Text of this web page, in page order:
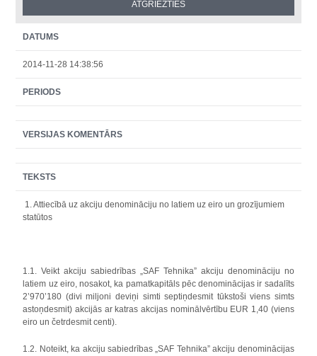
DATUMS
2014-11-28 14:38:56
PERIODS
VERSIJAS KOMENTĀRS
TEKSTS
1. Attiecībā uz akciju denomināciju no latiem uz eiro un grozījumiem
statūtos
1.1. Veikt akciju sabiedrības „SAF Tehnika” akciju denomināciju no
latiem uz eiro, nosakot, ka pamatkapitāls pēc denominācijas ir sadalīts
2’970’180 (divi miljoni deviņi simti septiņdesmit tūkstoši viens simts
astoņdesmit) akcijās ar katras akcijas nominālvērtību EUR 1,40 (viens
eiro un četrdesmit centi).
1.2. Noteikt, ka akciju sabiedrības „SAF Tehnika” akciju denominācijas